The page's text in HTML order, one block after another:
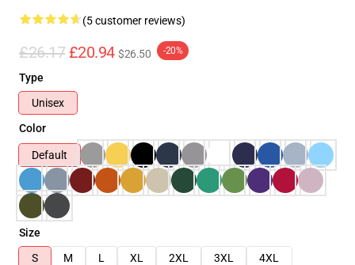
(5 customer reviews)
£26.17 £20.94 $26.50 -20%
Type
Unisex
Color
Default
Size
S
M L XL 2XL 3XL
4XL